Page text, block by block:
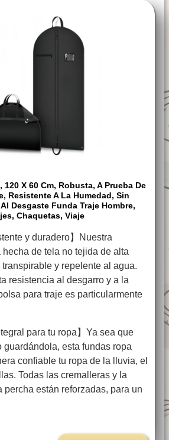
120 X 60 Cm, Robusta, A Prueba De
Resistente A La Humedad, Sin
Desgaste Funda Traje Hombre,
Chaquetas, Viaje
y duradero】Nuestra
hecha de tela no tejida de alta
y repelente al agua.
resistencia al desgarro y a la
para traje es particularmente
para tu ropa】Ya sea que
guardándola, esta fundas ropa
confiable tu ropa de la lluvia, el
Todas las cremalleras y la
percha están reforzadas, para un